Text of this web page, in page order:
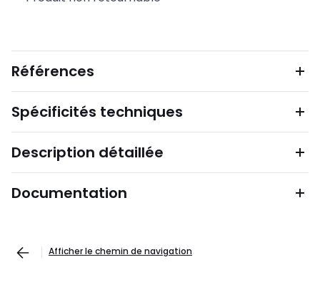
Références
Spécificités techniques
Description détaillée
Documentation
Afficher le chemin de navigation